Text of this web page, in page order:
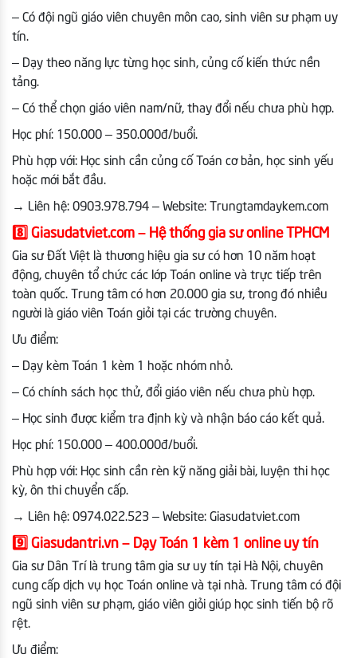
– Có đội ngũ giáo viên chuyên môn cao, sinh viên sư phạm uy
tín.
– Dạy theo năng lực từng học sinh, củng cố kiến thức nền
tảng.
– Có thể chọn giáo viên nam/nữ, thay đổi nếu chưa phù hợp.
Học phí: 150.000 – 350.000đ/buổi.
Phù hợp với: Học sinh cần củng cố Toán cơ bản, học sinh yếu
hoặc mới bắt đầu.
→ Liên hệ: 0903.978.794 – Website: Trungtamdaykem.com
8️⃣ Giasudatviet.com – Hệ thống gia sư online TPHCM
Gia sư Đất Việt là thương hiệu gia sư có hơn 10 năm hoạt
động, chuyên tổ chức các lớp Toán online và trực tiếp trên
toàn quốc. Trung tâm có hơn 20.000 gia sư, trong đó nhiều
người là giáo viên Toán giỏi tại các trường chuyên.
Ưu điểm:
– Dạy kèm Toán 1 kèm 1 hoặc nhóm nhỏ.
– Có chính sách học thử, đổi giáo viên nếu chưa phù hợp.
– Học sinh được kiểm tra định kỳ và nhận báo cáo kết quả.
Học phí: 150.000 – 400.000đ/buổi.
Phù hợp với: Học sinh cần rèn kỹ năng giải bài, luyện thi học
kỳ, ôn thi chuyển cấp.
→ Liên hệ: 0974.022.523 – Website: Giasudatviet.com
9️⃣ Giasudantri.vn – Dạy Toán 1 kèm 1 online uy tín
Gia sư Dân Trí là trung tâm gia sư uy tín tại Hà Nội, chuyên
cung cấp dịch vụ học Toán online và tại nhà. Trung tâm có đội
ngũ sinh viên sư phạm, giáo viên giỏi giúp học sinh tiến bộ rõ
rệt.
Ưu điểm: